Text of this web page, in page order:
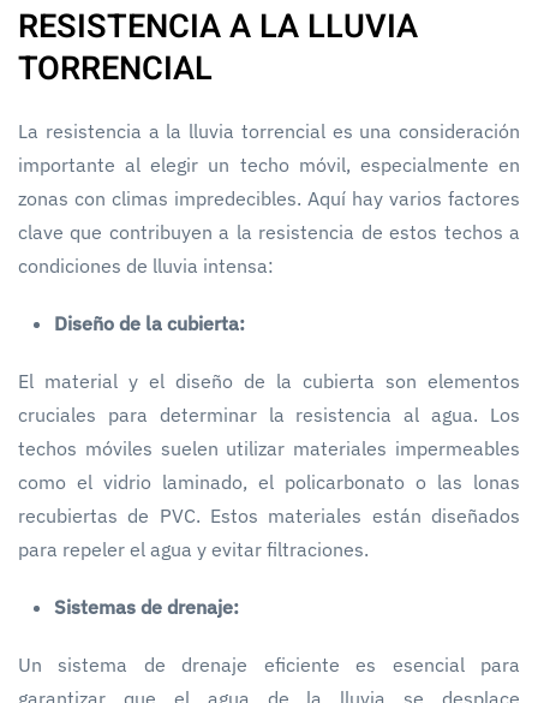
RESISTENCIA A LA LLUVIA
TORRENCIAL
La resistencia a la lluvia torrencial es una consideración
importante al elegir un techo móvil, especialmente en
zonas con climas impredecibles. Aquí hay varios factores
clave que contribuyen a la resistencia de estos techos a
condiciones de lluvia intensa:
Diseño de la cubierta:
El material y el diseño de la cubierta son elementos
cruciales para determinar la resistencia al agua. Los
techos móviles suelen utilizar materiales impermeables
como el vidrio laminado, el policarbonato o las lonas
recubiertas de PVC. Estos materiales están diseñados
para repeler el agua y evitar filtraciones.
Sistemas de drenaje:
Un sistema de drenaje eficiente es esencial para
garantizar que el agua de la lluvia se desplace